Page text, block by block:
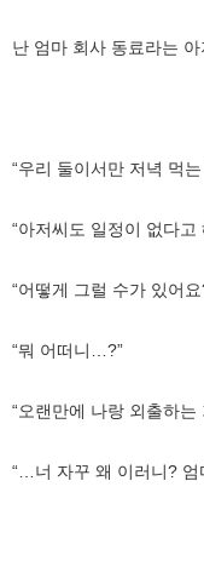
난 엄마 회사 동료라는
“우리 둘이서만 저녁 먹
“아저씨도 일정이 없다
“어떻게 그럴 수가 있어요
“뭐 어떠니…?”
“오랜만에 나랑 외출하는
“…너 자꾸 왜 이러니? 엄